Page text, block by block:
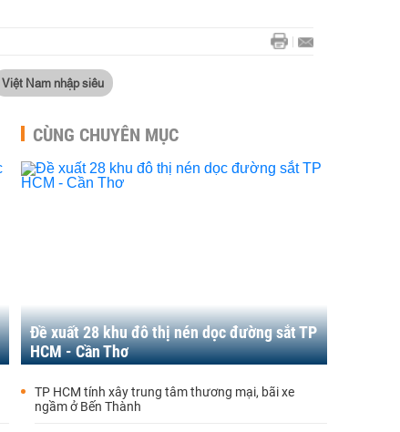
Việt Nam nhập siêu
CÙNG CHUYÊN MỤC
Đề xuất 28 khu đô thị nén dọc đường sắt TP
HCM - Cần Thơ
TP HCM tính xây trung tâm thương mại, bãi xe
ngầm ở Bến Thành